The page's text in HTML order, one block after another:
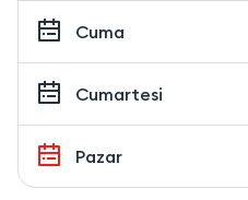
Cuma
Cumartesi
Pazar